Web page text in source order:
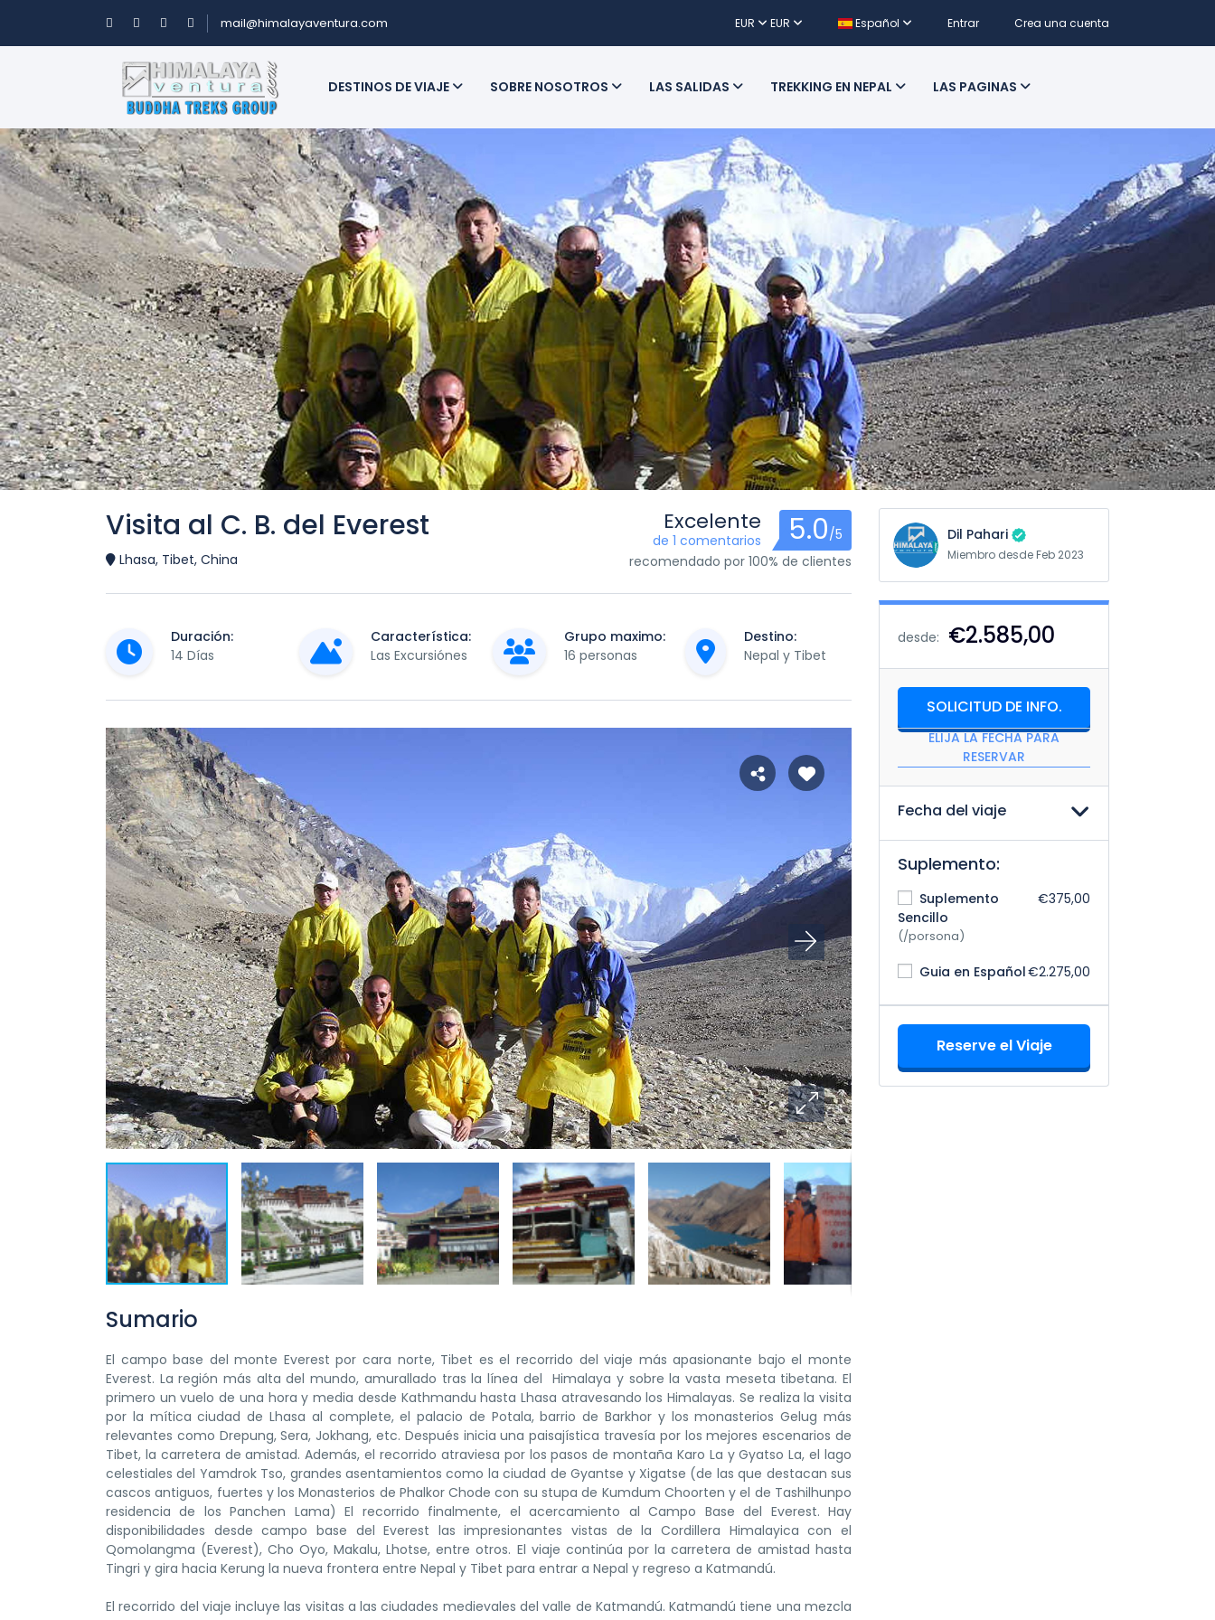
mail@himalayaventura.com EUR EUR Español Entrar Crea una cuenta
DESTINOS DE VIAJE SOBRE NOSOTROS LAS SALIDAS TREKKING EN NEPAL LAS PAGINAS
Visita al C. B. del Everest
Lhasa, Tibet, China
Excelente
de 1 comentarios 5.0/5
recomendado por 100% de clientes
Duración:
14 Días
Característica:
Las Excursiónes
Grupo maximo:
16 personas
Destino:
Nepal y Tibet
Sumario
El campo base del monte Everest por cara norte, Tibet es el recorrido del viaje más apasionante bajo el monte
Everest. La región más alta del mundo, amurallado tras la línea del Himalaya y sobre la vasta meseta tibetana. El
primero un vuelo de una hora y media desde Kathmandu hasta Lhasa atravesando los Himalayas. Se realiza la visita
por la mítica ciudad de Lhasa al complete, el palacio de Potala, barrio de Barkhor y los monasterios Gelug más
relevantes como Drepung, Sera, Jokhang, etc. Después inicia una paisajística travesía por los mejores escenarios de
Tibet, la carretera de amistad. Además, el recorrido atraviesa por los pasos de montaña Karo La y Gyatso La, el lago
celestiales del Yamdrok Tso, grandes asentamientos como la ciudad de Gyantse y Xigatse (de las que destacan sus
cascos antiguos, fuertes y los Monasterios de Phalkor Chode con su stupa de Kumdum Choorten y el de Tashilhunpo
residencia de los Panchen Lama) El recorrido finalmente, el acercamiento al Campo Base del Everest. Hay
disponibilidades desde campo base del Everest las impresionantes vistas de la Cordillera Himalayica con el
Qomolangma (Everest), Cho Oyo, Makalu, Lhotse, entre otros. El viaje continúa por la carretera de amistad hasta
Tingri y gira hacia Kerung la nueva frontera entre Nepal y Tibet para entrar a Nepal y regreso a Katmandú.
El recorrido del viaje incluye las visitas a las ciudades medievales del valle de Katmandú. Katmandú tiene una mezcla
Dil Pahari
Miembro desde Feb 2023
desde: €2.585,00
SOLICITUD DE INFO.
ELIJA LA FECHA PARA
RESERVAR
Fecha del viaje
Suplemento:
Suplemento
Sencillo
(/porsona)
€375,00
Guia en Español€2.275,00
Reserve el Viaje